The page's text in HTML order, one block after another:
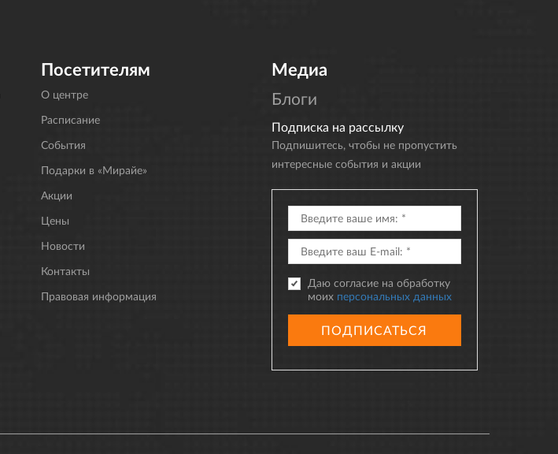
Посетителям
О центре
Расписание
События
Подарки в «Мирайе»
Акции
Цены
Новости
Контакты
Правовая информация
Медиа
Блоги
Подписка на рассылку
Подпишитесь, чтобы не пропустить
интересные события и акции
Даю согласие на обработку
моих персональных данных
ПОДПИСАТЬСЯ